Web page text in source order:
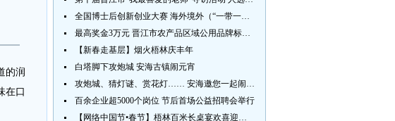
的润
在口
全国博士后创新创业大赛 海外境外（“一带一路”）赛七大赛道等你来战
最高奖金3万元 晋江市农产品区域公用品牌标识Logo及特色农产品包装设计征集活动正式启动
【新春走基层】烟火梧林庆丰年
白塔脚下攻炮城 安海古镇闹元宵
攻炮城、猜灯谜、赏花灯…… 安海邀您一起闹元宵
百余企业超5000个岗位 节后首场公益招聘会举行
【网络中国节•春节】梧林百米长桌宴欢喜迎新春